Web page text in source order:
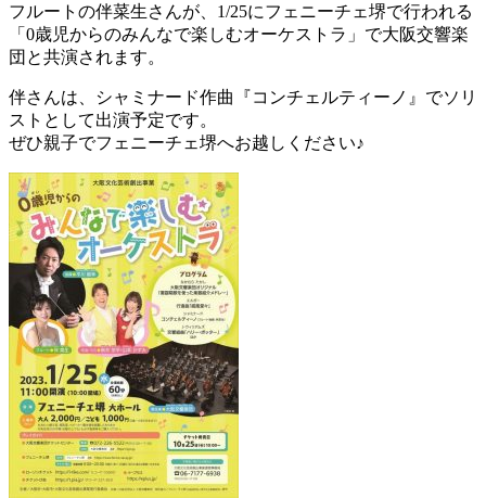
フルートの伴菜生さんが、1/25にフェニーチェ堺で行われる
「0歳児からのみんなで楽しむオーケストラ」で大阪交響楽
団と共演されます。
伴さんは、シャミナード作曲『コンチェルティーノ』でソリ
ストとして出演予定です。
ぜひ親子でフェニーチェ堺へお越しください♪